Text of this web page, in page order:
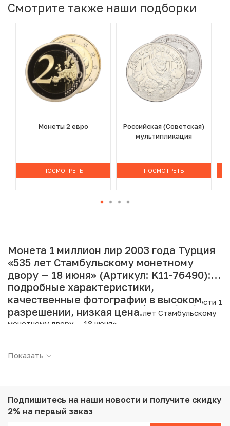
Смотрите также наши подборки
Монеты 2 евро
ПОСМОТРЕТЬ
Российская (Советская)
мультипликация
ПОСМОТРЕТЬ
Монета 1 миллион лир 2003 года Турция
«535 лет Стамбульскому монетному
двору — 18 июня» (Артикул: K11-76490):
подробные характеристики,
качественные фотографии в высоком
разрешении, низкая цена.
Интернет магазин «Нумизмат» предлагает приобрести 1
миллион лир 2003 года Турция «535 лет Стамбульскому
монетному двору — 18 июня».
Металл: Биметалл
Вес: 11.87 г
Показать
Подпишитесь на наши новости и получите скидку
2% на первый заказ